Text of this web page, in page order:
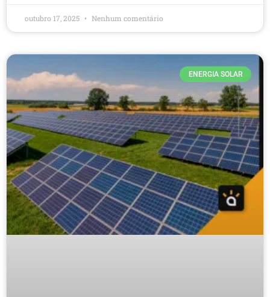
outubro 17, 2025 Nenhum comentário
ENERGIA SOLAR